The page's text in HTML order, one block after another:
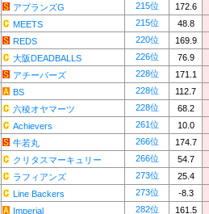
アプランズG 215位
172.6
MEETS 215位
48.8
REDS 220位
169.9
大阪DEADBALLS 226位
76.9
アチーバーズ 228位
171.1
BS 228位
112.7
六稜オヤマーツ 228位
68.2
Achievers 261位
10.0
牛若丸 266位
174.7
クリタスマーキュリー 266位
54.7
ラフィアンズ 273位
25.4
Line Backers 273位
-8.3
Imperial 282位
161.5